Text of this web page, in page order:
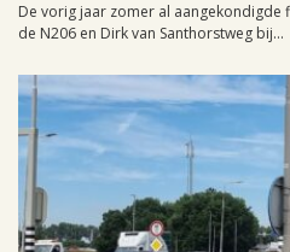
De vorig jaar zomer al aangekondigde
de N206 en Dirk van Santhorstweg bij...